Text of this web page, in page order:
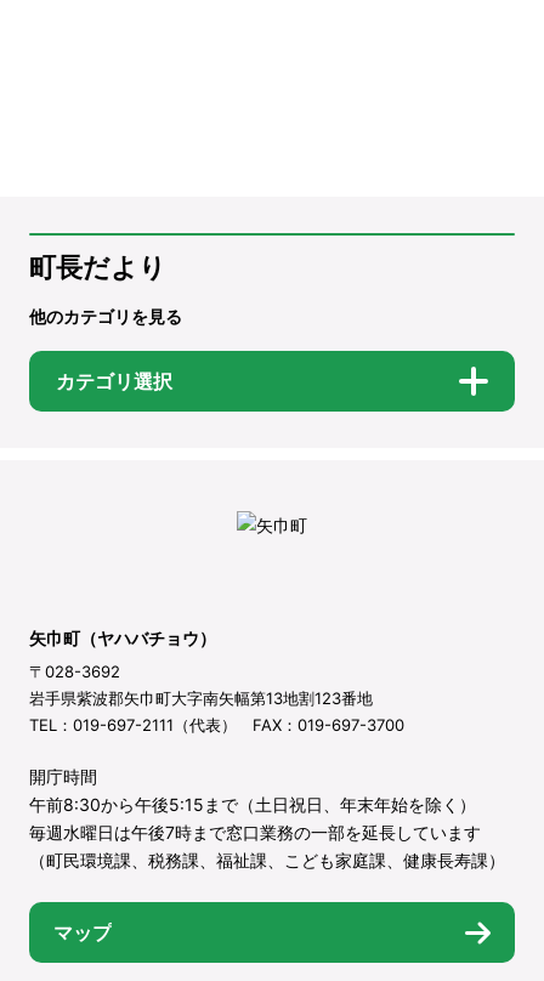
町長だより
他のカテゴリを見る
カテゴリ選択
矢巾町（ヤハバチョウ）
〒028-3692
岩手県紫波郡矢巾町大字南矢幅第13地割123番地
TEL：019-697-2111（代表） FAX：019-697-3700
開庁時間
午前8:30から午後5:15まで（土日祝日、年末年始を除く）
毎週水曜日は午後7時まで窓口業務の一部を延長しています
（町民環境課、税務課、福祉課、こども家庭課、健康長寿課）
マップ